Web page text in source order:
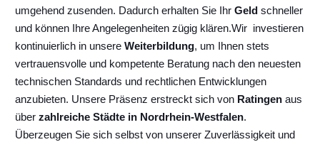
umgehend zusenden. Dadurch erhalten Sie Ihr Geld schneller
und können Ihre Angelegenheiten zügig klären.Wir investieren
kontinuierlich in unsere Weiterbildung, um Ihnen stets
vertrauensvolle und kompetente Beratung nach den neuesten
technischen Standards und rechtlichen Entwicklungen
anzubieten. Unsere Präsenz erstreckt sich von Ratingen aus
über zahlreiche Städte in Nordrhein-Westfalen.
Überzeugen Sie sich selbst von unserer Zuverlässigkeit und